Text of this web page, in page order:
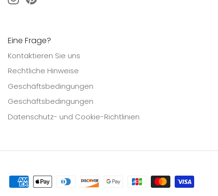
Eine Frage?
Kontaktieren Sie uns
Rechtliche Hinweise
Geschäftsbedingungen
Geschäftsbedingungen
Datenschutz- und Cookie-Richtlinien